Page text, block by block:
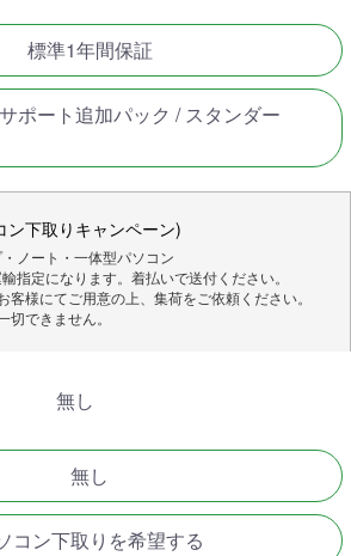
標準1年間保証
ポート追加パック / スタンダー
下取りキャンペーン)
ノート・一体型パソコン
指定になります。着払いで送付ください。
様にてご用意の上、集荷をご依頼ください。
できません。
無し
無し
コン下取りを希望する